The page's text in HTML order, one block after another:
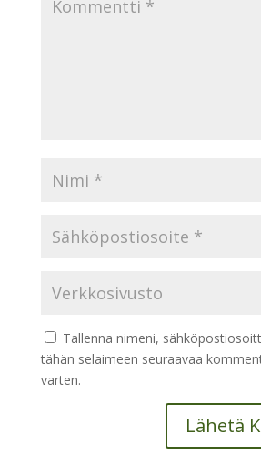
Tallenna nimeni,
tähän selaimeen seuraavaa
varten.